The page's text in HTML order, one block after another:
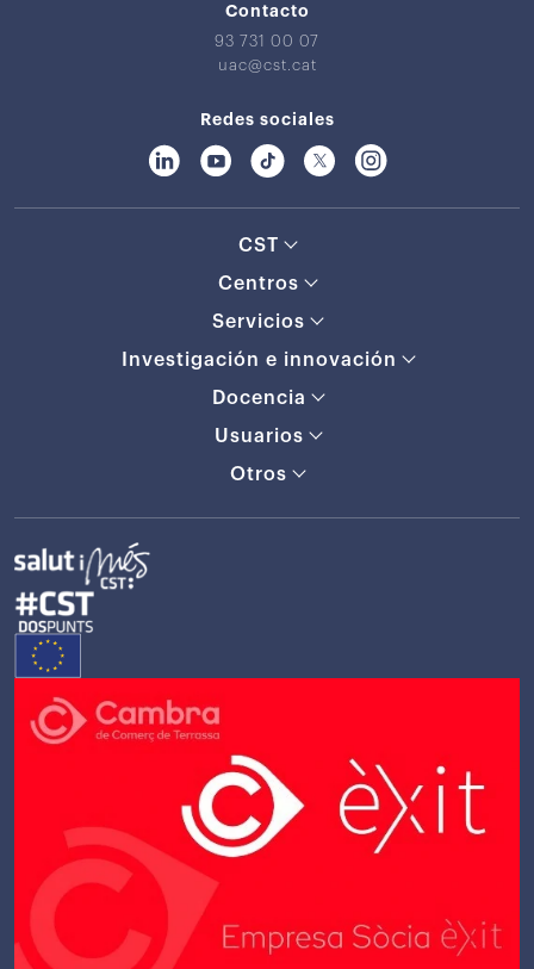
Contacto
93 731 00 07
uac@cst.cat
Redes sociales
CST
Centros
Servicios
Investigación e innovación
Docencia
Usuarios
Otros